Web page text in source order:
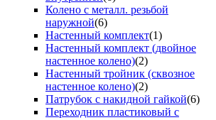
Колено с металл. резьбой
наружной(6)
Настенный комплект(1)
Настенный комплект (двойное
настенное колено)(2)
Настенный тройник (сквозное
настенное колено)(2)
Патрубок с накидной гайкой(6)
Переходник пластиковый с